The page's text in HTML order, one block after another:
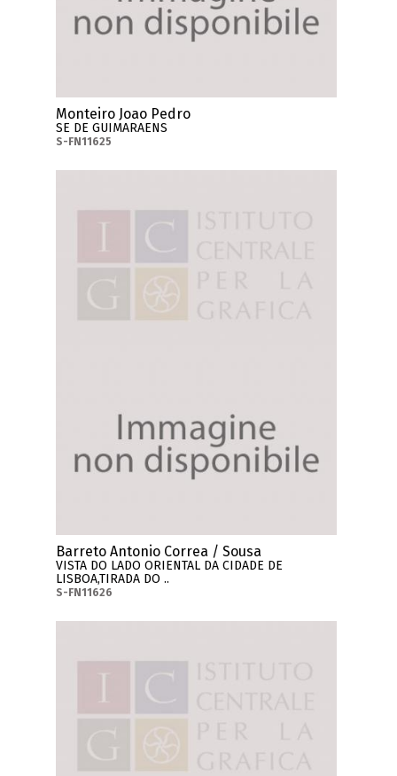
Monteiro Joao Pedro
SE DE GUIMARAENS
S-FN11625
Barreto Antonio Correa / Sousa
VISTA DO LADO ORIENTAL DA CIDADE DE
LISBOA,TIRADA DO ..
S-FN11626